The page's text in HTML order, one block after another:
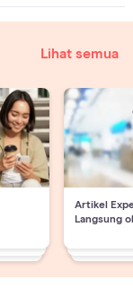
Lihat semua
Artikel
Langsung